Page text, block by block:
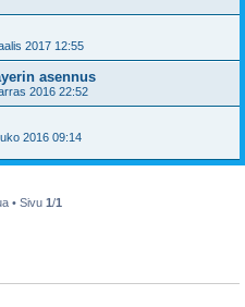
2017 12:55
asennus
2016 22:52
2016 09:14
• Sivu 1/1